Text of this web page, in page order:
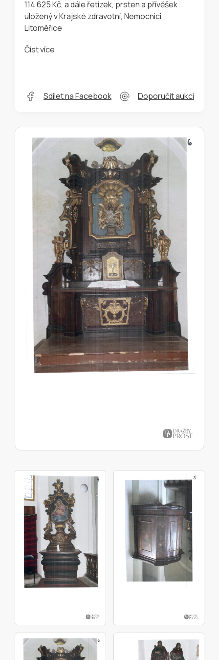
114 625 Kč, a dále řetízek, prsten a přívěšek
uložený v Krajské zdravotní, Nemocnici
Litoměřice
Číst více
Sdílet na Facebook Doporučit aukci